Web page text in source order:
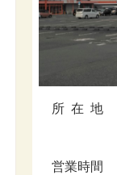
所在地
営業時間